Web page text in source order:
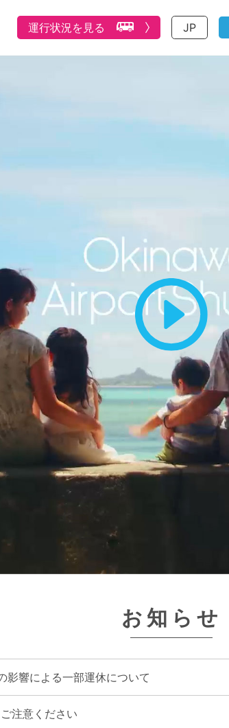
運行状況を見る JP
お知らせ
影響による一部運休について
注意ください